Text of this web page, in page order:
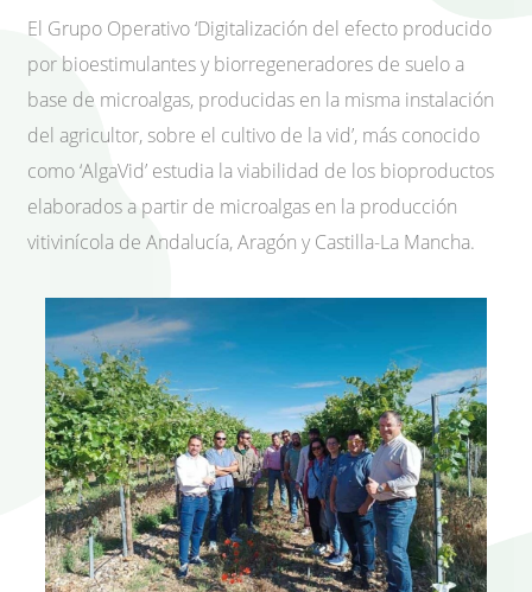
El Grupo Operativo ‘Digitalización del efecto producido
por bioestimulantes y biorregeneradores de suelo a
base de microalgas, producidas en la misma instalación
del agricultor, sobre el cultivo de la vid’, más conocido
como ‘AlgaVid’ estudia la viabilidad de los bioproductos
elaborados a partir de microalgas en la producción
vitivinícola de Andalucía, Aragón y Castilla-La Mancha.